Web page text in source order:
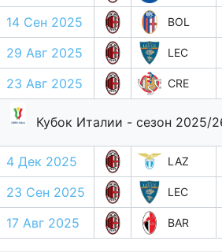
14 Сен 2025
BOL
29 Авг 2025
LEC
23 Авг 2025
CRE
Кубок Италии - сезон 2025/
4 Дек 2025 LAZ
23 Сен 2025 LEC
17 Авг 2025 BAR